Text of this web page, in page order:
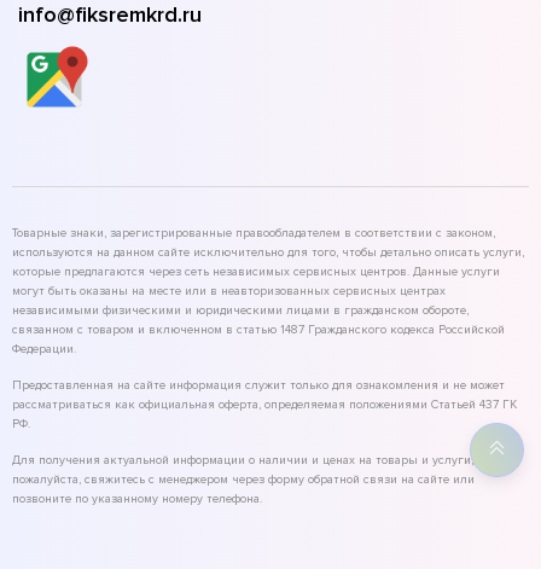
info@fiksremkrd.ru
Товарные знаки, зарегистрированные правообладателем в соответствии с законом,
используются на данном сайте исключительно для того, чтобы детально описать услуги,
которые предлагаются через сеть независимых сервисных центров. Данные услуги
могут быть оказаны на месте или в неавторизованных сервисных центрах
независимыми физическими и юридическими лицами в гражданском обороте,
связанном с товаром и включенном в статью 1487 Гражданского кодекса Российской
Федерации.
Предоставленная на сайте информация служит только для ознакомления и не может
рассматриваться как официальная оферта, определяемая положениями Статьей 437 ГК
РФ.
Для получения актуальной информации о наличии и ценах на товары и услуги,
пожалуйста, свяжитесь с менеджером через форму обратной связи на сайте или
позвоните по указанному номеру телефона.